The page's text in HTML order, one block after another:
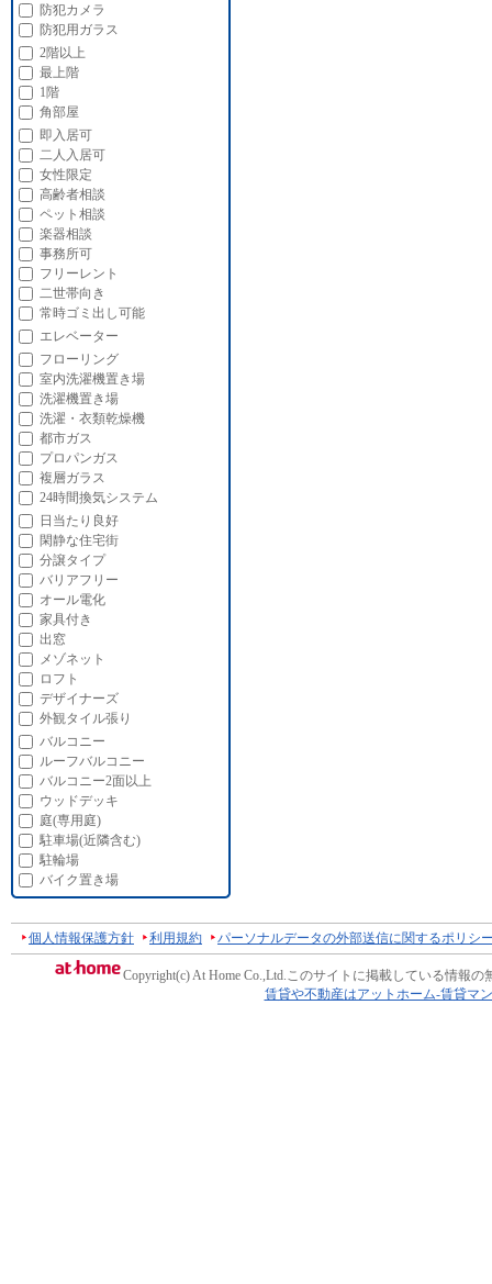
防犯カメラ
防犯用ガラス
2階以上
最上階
1階
角部屋
即入居可
二人入居可
女性限定
高齢者相談
ペット相談
楽器相談
事務所可
フリーレント
二世帯向き
常時ゴミ出し可能
エレベーター
フローリング
室内洗濯機置き場
洗濯機置き場
洗濯・衣類乾燥機
都市ガス
プロパンガス
複層ガラス
24時間換気システム
日当たり良好
閑静な住宅街
分譲タイプ
バリアフリー
オール電化
家具付き
出窓
メゾネット
ロフト
デザイナーズ
外観タイル張り
バルコニー
ルーフバルコニー
バルコニー2面以上
ウッドデッキ
庭(専用庭)
駐車場(近隣含む)
駐輪場
バイク置き場
個人情報保護方針 利用規約 パーソナルデータの外部送信に関するポリシ
Copyright(c) At Home Co.,Ltd.このサイトに掲載している情報の
賃貸や不動産はアットホーム-賃貸マ